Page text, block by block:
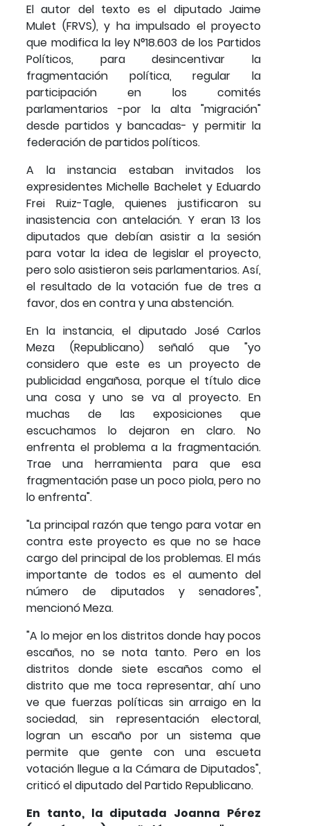
El autor del texto es el diputado Jaime
Mulet (FRVS), y ha impulsado el proyecto
que modifica la ley N°18.603 de los Partidos
Políticos, para desincentivar la
fragmentación política, regular la
participación en los comités
parlamentarios -por la alta "migración"
desde partidos y bancadas- y permitir la
federación de partidos políticos.
A la instancia estaban invitados los
expresidentes Michelle Bachelet y Eduardo
Frei Ruiz-Tagle, quienes justificaron su
inasistencia con antelación. Y eran 13 los
diputados que debían asistir a la sesión
para votar la idea de legislar el proyecto,
pero solo asistieron seis parlamentarios. Así,
el resultado de la votación fue de tres a
favor, dos en contra y una abstención.
En la instancia, el diputado José Carlos
Meza (Republicano) señaló que "yo
considero que este es un proyecto de
publicidad engañosa, porque el título dice
una cosa y uno se va al proyecto. En
muchas de las exposiciones que
escuchamos lo dejaron en claro. No
enfrenta el problema a la fragmentación.
Trae una herramienta para que esa
fragmentación pase un poco piola, pero no
lo enfrenta".
"La principal razón que tengo para votar en
contra este proyecto es que no se hace
cargo del principal de los problemas. El más
importante de todos es el aumento del
número de diputados y senadores",
mencionó Meza.
"A lo mejor en los distritos donde hay pocos
escaños, no se nota tanto. Pero en los
distritos donde siete escaños como el
distrito que me toca representar, ahí uno
ve que fuerzas políticas sin arraigo en la
sociedad, sin representación electoral,
logran un escaño por un sistema que
permite que gente con una escueta
votación llegue a la Cámara de Diputados",
criticó el diputado del Partido Republicano.
En tanto, la diputada Joanna Pérez